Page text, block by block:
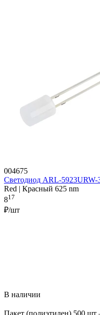
004675
Светодиод ARL-
Red | Красный 625 nm
817
₽/шт
В наличии